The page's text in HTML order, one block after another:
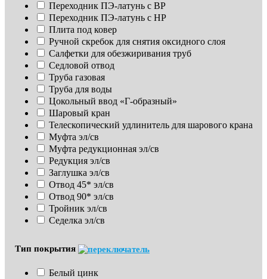
Переходник ПЭ-латунь с ВР
Переходник ПЭ-латунь с НР
Плита под ковер
Ручной скребок для снятия оксидного слоя
Салфетки для обезжиривания труб
Седловой отвод
Труба газовая
Труба для воды
Цокольный ввод «Г-образный»
Шаровый кран
Телескопический удлинитель для шарового крана
Муфта эл/св
Муфта редукционная эл/св
Редукция эл/св
Заглушка эл/св
Отвод 45* эл/св
Отвод 90* эл/св
Тройник эл/св
Седелка эл/св
Тип покрытия
Белый цинк